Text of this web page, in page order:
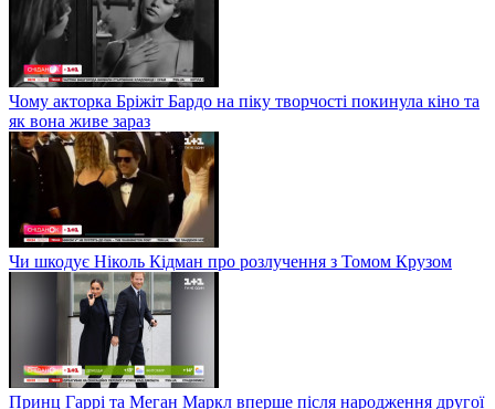
Чому акторка Бріжіт Бардо на піку творчості покинула кіно та
як вона живе зараз
Чи шкодує Ніколь Кідман про розлучення з Томом Крузом
Принц Гаррі та Меган Маркл вперше після народження другої